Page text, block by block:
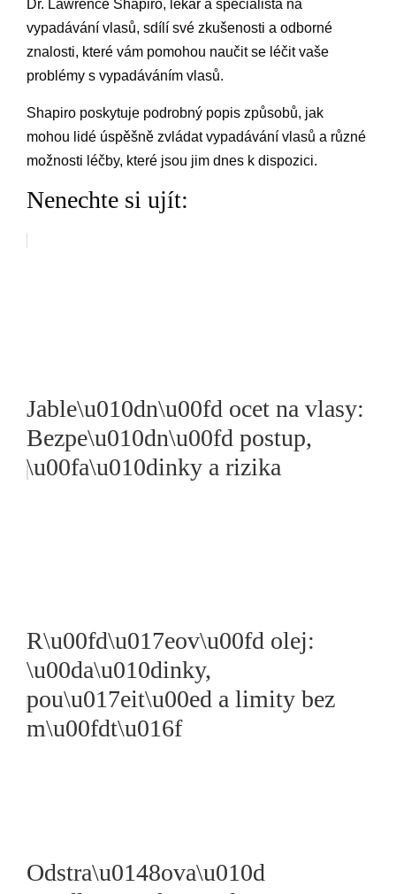
Dr. Lawrence Shapiro, lékař a specialista na
vypadávání vlasů, sdílí své zkušenosti a odborné
znalosti, které vám pomohou naučit se léčit vaše
problémy s vypadáváním vlasů.
Shapiro poskytuje podrobný popis způsobů, jak
mohou lidé úspěšně zvládat vypadávání vlasů a různé
možnosti léčby, které jsou jim dnes k dispozici.
Nenechte si ujít:
Jable\u010dn\u00fd ocet na vlasy:
Bezpe\u010dn\u00fd postup,
\u00fa\u010dinky a rizika
R\u00fd\u017eov\u00fd olej:
\u00da\u010dinky,
pou\u017eit\u00ed a limity bez
m\u00fdt\u016f
Odstra\u0148ova\u010d